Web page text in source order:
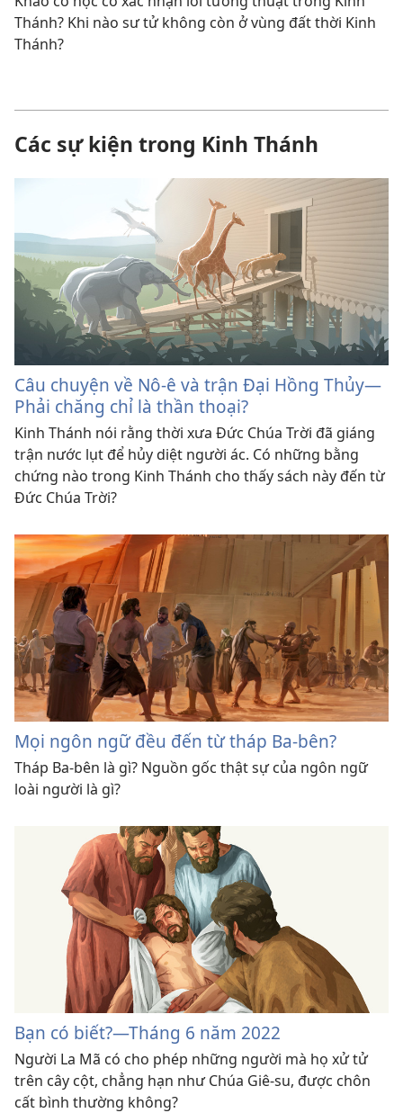
Thánh? Khi nào sư tử không còn ở vùng đất thời Kinh
Thánh?
Các sự kiện trong Kinh Thánh
Câu chuyện về Nô-ê và trận Đại Hồng Thủy—
Phải chăng chỉ là thần thoại?
Kinh Thánh nói rằng thời xưa Đức Chúa Trời đã giáng
trận nước lụt để hủy diệt người ác. Có những bằng
chứng nào trong Kinh Thánh cho thấy sách này đến từ
Đức Chúa Trời?
Mọi ngôn ngữ đều đến từ tháp Ba-bên?
Tháp Ba-bên là gì? Nguồn gốc thật sự của ngôn ngữ
loài người là gì?
Bạn có biết?​—Tháng 6 năm 2022
Người La Mã có cho phép những người mà họ xử tử
trên cây cột, chẳng hạn như Chúa Giê-su, được chôn
cất bình thường không?